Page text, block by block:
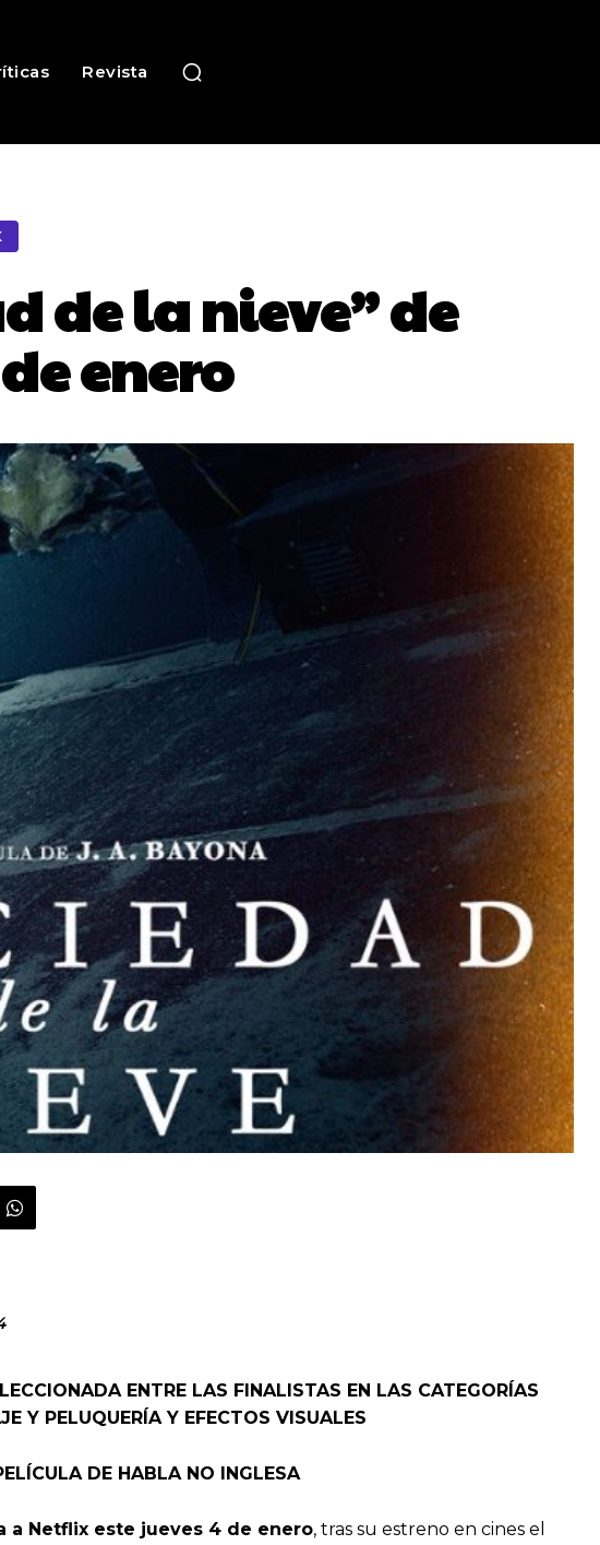
Revista
de la nieve” de
enero
ENTRE LAS FINALISTAS EN LAS CATEGORÍAS
Y PELUQUERÍA Y EFECTOS VISUALES
DE HABLA NO INGLESA
a Netflix este jueves 4 de enero, tras su estreno en cines el